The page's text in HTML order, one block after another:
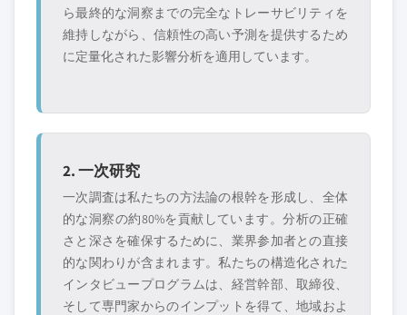
ら最終的な洞察までの完全なトレーサビリティを
維持しながら、信頼性の高い予測を提供するため
に定量化された影響分析を適用しています。
2. 一次研究
一次調査は私たちの方法論の根幹を形成し、全体
的な洞察の約80%を貢献しています。分析の正確
さと深さを確保するために、業界参加者との直接
的な関わりが含まれます。私たちの構造化された
インタビュープログラムは、経営幹部、取締役、
そして専門家からのインプットを得て、地域およ